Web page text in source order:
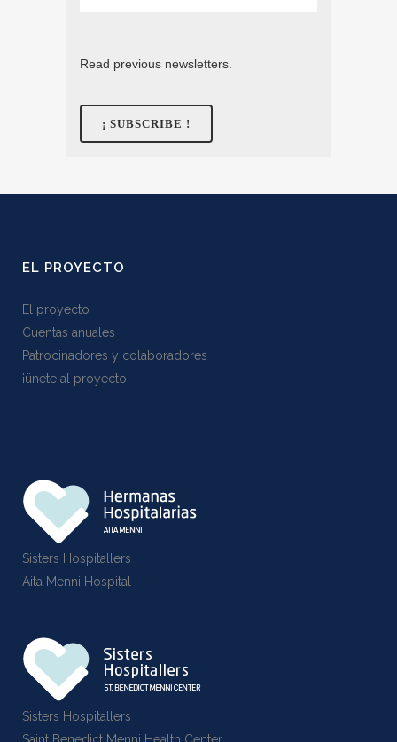
Read previous newsletters.
EL PROYECTO
El proyecto
Cuentas anuales
Patrocinadores y colaboradores
¡ünete al proyecto!
Sisters Hospitallers
Aita Menni Hospital
Sisters Hospitallers